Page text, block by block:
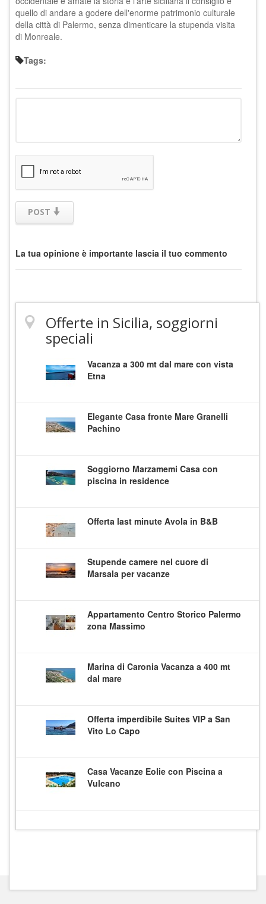
quello di andare a godere dell'enorme patrimonio culturale
della città di Palermo, senza dimenticare la stupenda visita
di Monreale.
Tags:
POST
La tua opinione è importante lascia il tuo commento
Offerte in Sicilia, soggiorni
speciali
Vacanza a 300 mt dal mare con vista
Etna
Elegante Casa fronte Mare Granelli
Pachino
Soggiorno Marzamemi Casa con
piscina in residence
Offerta last minute Avola in B&B
Stupende camere nel cuore di
Marsala per vacanze
Appartamento Centro Storico Palermo
zona Massimo
Marina di Caronia Vacanza a 400 mt
dal mare
Offerta imperdibile Suites VIP a San
Vito Lo Capo
Casa Vacanze Eolie con Piscina a
Vulcano